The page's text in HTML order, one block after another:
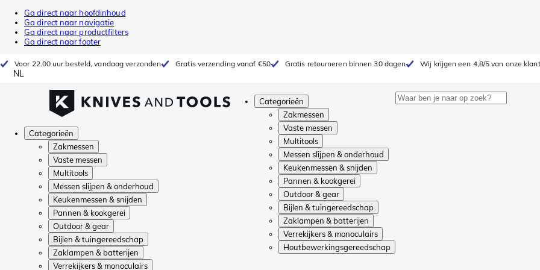
Ga direct naar hoofdinhoud
Ga direct naar navigatie
Ga direct naar productfilters
Ga direct naar footer
Voor 22.00 uur besteld, vandaag verzonden Gratis verzending vanaf €50 Gratis retourneren binnen 30 dagen Wij krijgen een 4,8/5 van onze
NL
Categorieën
Zakmessen
Vaste messen
Multitools
Messen slijpen & onderhoud
Keukenmessen & snijden
Pannen & kookgerei
Outdoor & gear
Bijlen & tuingereedschap
Zaklampen & batterijen
Verrekijkers & monoculairs
Houtbewerkingsgereedschap
Categorieën
Zakmessen
Vaste messen
Multitools
Messen slijpen & onderhoud
Keukenmessen & snijden
Pannen & kookgerei
Outdoor & gear
Bijlen & tuingereedschap
Zaklampen & batterijen
Verrekijkers & monoculairs